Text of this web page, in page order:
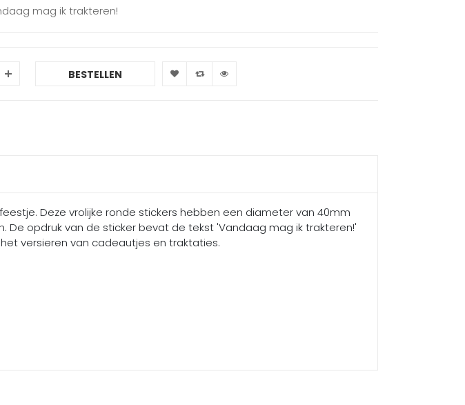
mag ik trakteren!
BESTELLEN
Deze vrolijke ronde stickers hebben een diameter van 40mm
De opdruk van de sticker bevat de tekst 'Vandaag mag ik trakteren!'
versieren van cadeautjes en traktaties.